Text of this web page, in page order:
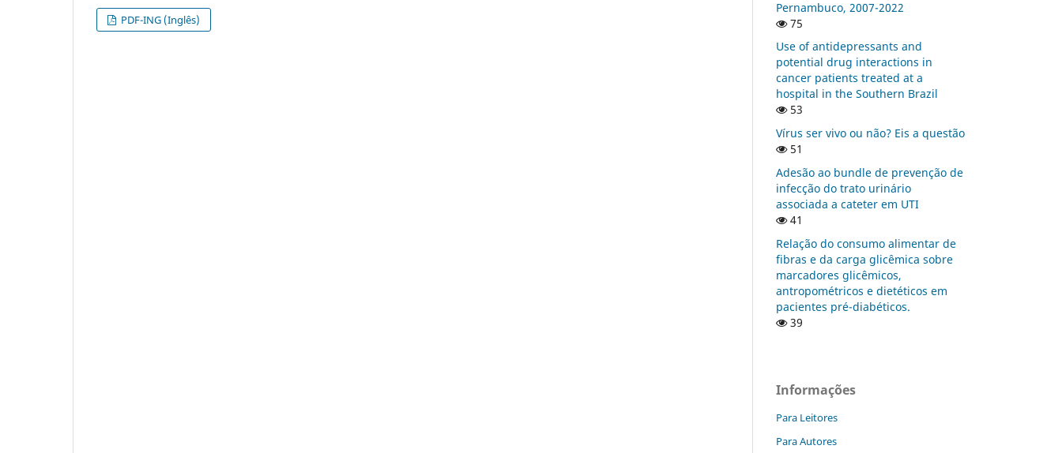
PDF-ING (Inglês)
Pernambuco, 2007-2022
75
Use of antidepressants and
potential drug interactions in
cancer patients treated at a
hospital in the Southern Brazil
53
Vírus ser vivo ou não? Eis a questão
51
Adesão ao bundle de prevenção de
infecção do trato urinário
associada a cateter em UTI
41
Relação do consumo alimentar de
fibras e da carga glicêmica sobre
marcadores glicêmicos,
antropométricos e dietéticos em
pacientes pré-diabéticos.
39
Informações
Para Leitores
Para Autores